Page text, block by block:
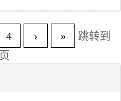
，抓住和突出最能打动人心的东
4 › »
跳转到
页